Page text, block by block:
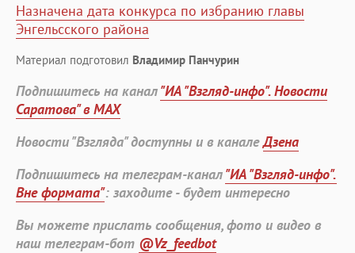
Назначена дата конкурса по избранию главы
Энгельсского района
Материал подготовил Владимир Панчурин
Подпишитесь на канал"ИА "Взгляд-инфо". Новости
Саратова" в MAX
Новости "Взгляда" доступны и в каналеДзена
Подпишитесь на телеграм-канал"ИА "Взгляд-инфо".
Вне формата": заходите - будет интересно
Вы можете прислать сообщения, фото и видео в
наш телеграм-бот @Vz_feedbot